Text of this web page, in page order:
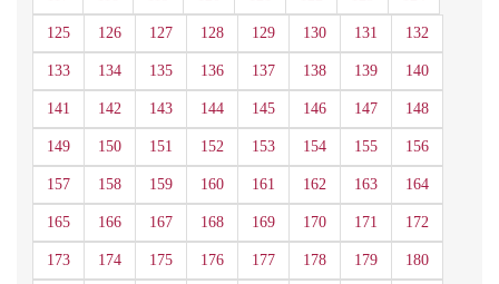
125 126 127 128 129 130 131 132
133 134 135 136 137 138 139 140
141 142 143 144 145 146 147 148
149 150 151 152 153 154 155 156
157 158 159 160 161 162 163 164
165 166 167 168 169 170 171 172
173 174 175 176 177 178 179 180